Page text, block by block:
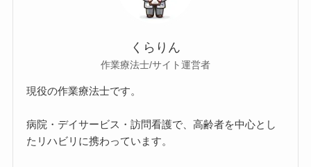
くらりん
作業療法士/サイト運営者
現役の作業療法士です。
病院・デイサービス・訪問看護で、高齢者を中心とし
たリハビリに携わっています。